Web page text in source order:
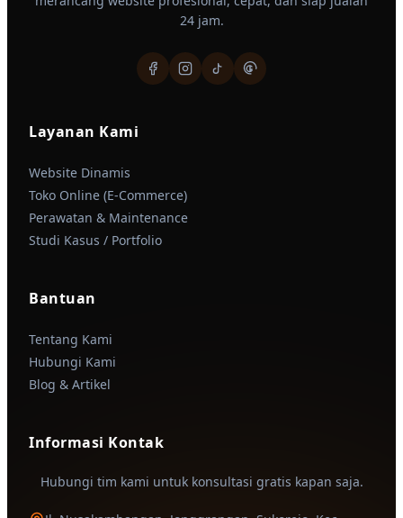
24 jam.
Layanan Kami
Website Dinamis
Toko Online (E-Commerce)
Perawatan & Maintenance
Studi Kasus / Portfolio
Bantuan
Tentang Kami
Hubungi Kami
Blog & Artikel
Informasi Kontak
Hubungi tim kami untuk konsultasi gratis kapan saja.